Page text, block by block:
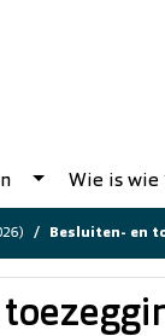
Wie is wie
Besluiten- en